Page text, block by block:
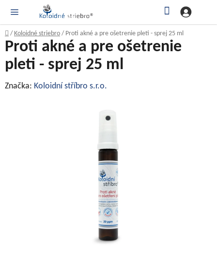
obsah
Domov
/ Koloidné striebro / Proti akné a pre ošetrenie pleti - sprej 25 ml
Proti akné a pre ošetrenie
pleti - sprej 25 ml
Značka: Koloidní stříbro s.r.o.